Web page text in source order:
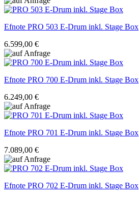
Efnote PRO 503 E-Drum inkl. Stage Box
6.599,00 €
Efnote PRO 700 E-Drum inkl. Stage Box
6.249,00 €
Efnote PRO 701 E-Drum inkl. Stage Box
7.089,00 €
Efnote PRO 702 E-Drum inkl. Stage Box